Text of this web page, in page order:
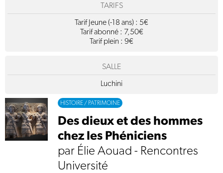
TARIFS
Tarif Jeune (-18 ans) : 5€
Tarif abonné : 7,50€
Tarif plein : 9€
SALLE
Luchini
HISTOIRE / PATRIMOINE
Des dieux et des hommes
chez les Phéniciens
par Élie Aouad - Rencontres
Université